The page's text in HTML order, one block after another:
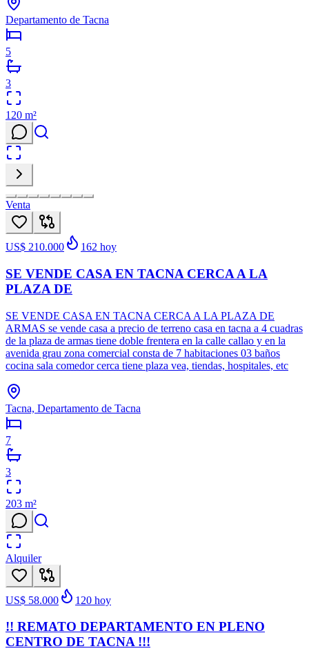
Departamento de Tacna
5
3
120 m²
Venta
US$ 210.000 162 hoy
SE VENDE CASA EN TACNA CERCA A LA
PLAZA DE
SE VENDE CASA EN TACNA CERCA A LA PLAZA DE
ARMAS se vende casa a precio de terreno casa en tacna a 4 cuadras
de la plaza de armas tiene doble frentera en la calle callao y en la
avenida grau zona comercial consta de 7 habitaciones 03 baños
cocina sala comedor cerca tiene plaza vea, tiendas, hospitales, etc
Tacna, Departamento de Tacna
7
3
203 m²
Alquiler
US$ 58.000 120 hoy
!! REMATO DEPARTAMENTO EN PLENO
CENTRO DE TACNA !!!